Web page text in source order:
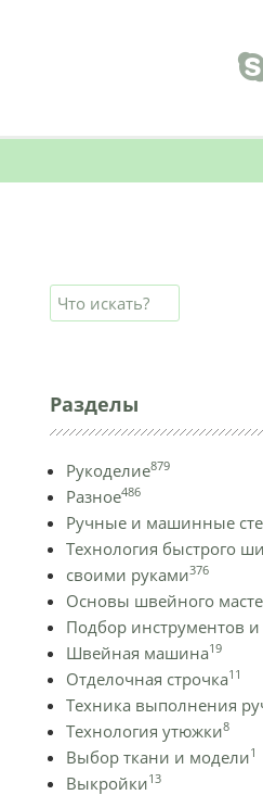
Разделы
Рукоделие879
Разное486
Ручные и машинные
Технология быстрого
своими руками376
Основы швейного
Подбор инструментов
Швейная машина19
Отделочная строчка11
Техника выполнения
Технология утюжки8
Выбор ткани и модели1
Выкройки13